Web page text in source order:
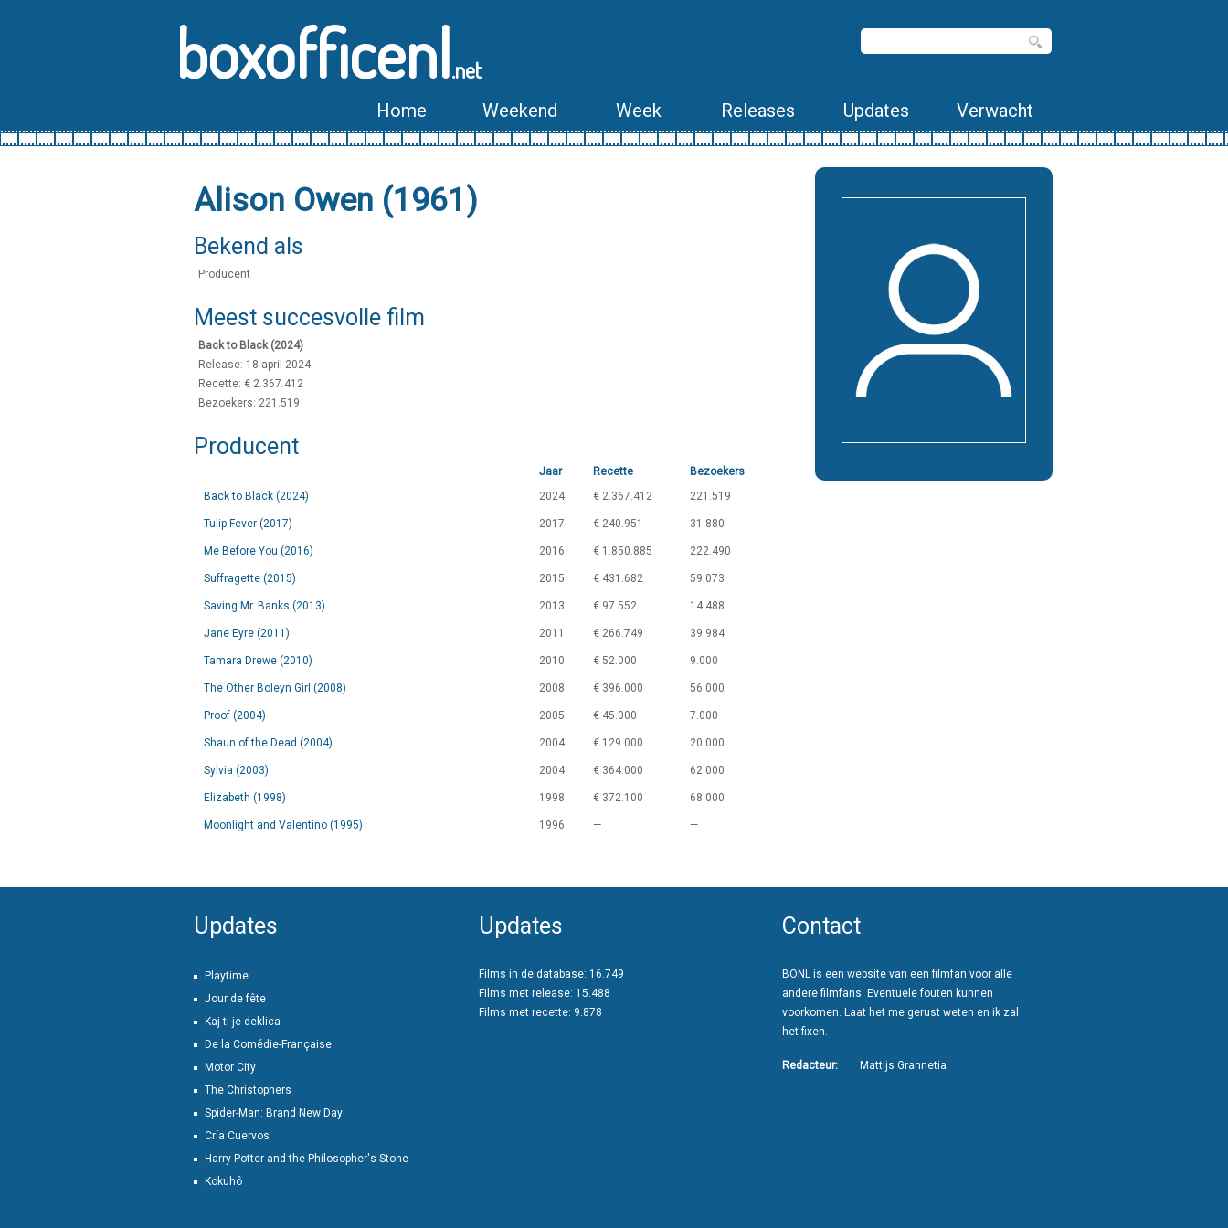
boxofficenl.net
Home Weekend Week Releases Updates Verwacht
Alison Owen (1961)
Bekend als
Producent
Meest succesvolle film
Back to Black (2024)
Release: 18 april 2024
Recette: € 2.367.412
Bezoekers: 221.519
Producent
Jaar Recette
Bezoekers
Back to Black (2024)
2024 € 2.367.412 221.519
Tulip Fever (2017) 2017 € 240.951 31.880
Me Before You (2016) 2016 € 1.850.885 222.490
Suffragette (2015) 2015 € 431.682 59.073
Saving Mr. Banks (2013) 2013 € 97.552 14.488
Jane Eyre (2011) 2011 € 266.749 39.984
Tamara Drewe (2010) 2010 € 52.000 9.000
The Other Boleyn Girl (2008) 2008 € 396.000 56.000
Proof (2004) 2005 € 45.000 7.000
Shaun of the Dead (2004) 2004 € 129.000 20.000
Sylvia (2003) 2004 € 364.000 62.000
Elizabeth (1998) 1998 € 372.100 68.000
Moonlight and Valentino (1995) 1996 — —
Updates
Playtime
Jour de fête
Kaj ti je deklica
De la Comédie-Française
Motor City
The Christophers
Spider-Man: Brand New Day
Cría Cuervos
Harry Potter and the Philosopher's Stone
Kokuhô
Updates
Films in de database: 16.749
Films met release: 15.488
Films met recette: 9.878
Contact
BONL is een website van een filmfan voor alle
andere filmfans. Eventuele fouten kunnen
voorkomen. Laat het me gerust weten en ik zal
het fixen.
Redacteur: Mattijs Grannetia